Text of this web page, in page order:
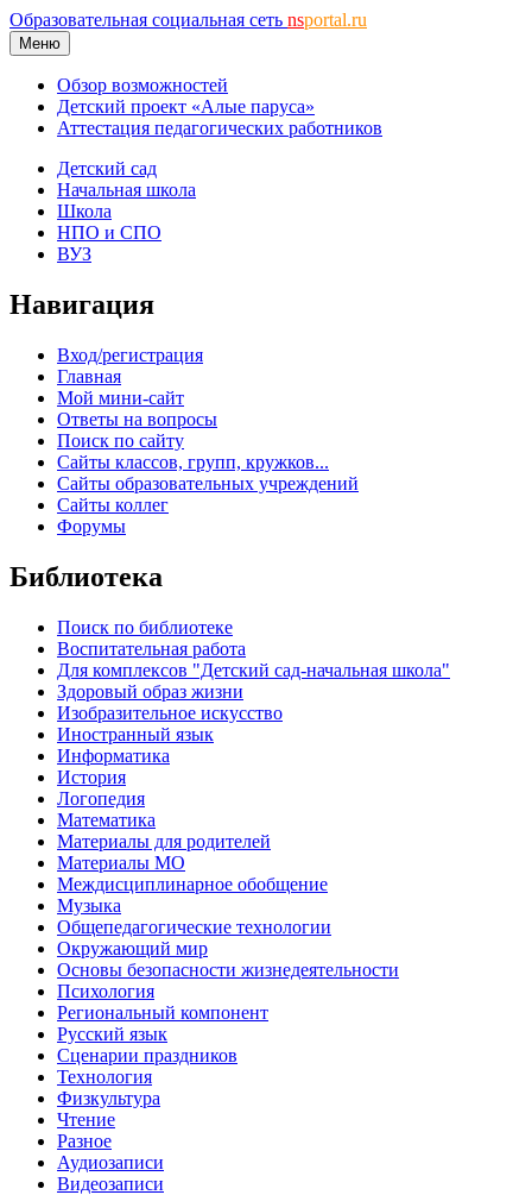
Образовательная социальная сеть nsportal.ru
Меню
Обзор возможностей
Детский проект «Алые паруса»
Аттестация педагогических работников
Детский сад
Начальная школа
Школа
НПО и СПО
ВУЗ
Навигация
Вход/регистрация
Главная
Мой мини-сайт
Ответы на вопросы
Поиск по сайту
Сайты классов, групп, кружков...
Сайты образовательных учреждений
Сайты коллег
Форумы
Библиотека
Поиск по библиотеке
Воспитательная работа
Для комплексов "Детский сад-начальная школа"
Здоровый образ жизни
Изобразительное искусство
Иностранный язык
Информатика
История
Логопедия
Математика
Материалы для родителей
Материалы МО
Междисциплинарное обобщение
Музыка
Общепедагогические технологии
Окружающий мир
Основы безопасности жизнедеятельности
Психология
Региональный компонент
Русский язык
Сценарии праздников
Технология
Физкультура
Чтение
Разное
Аудиозаписи
Видеозаписи